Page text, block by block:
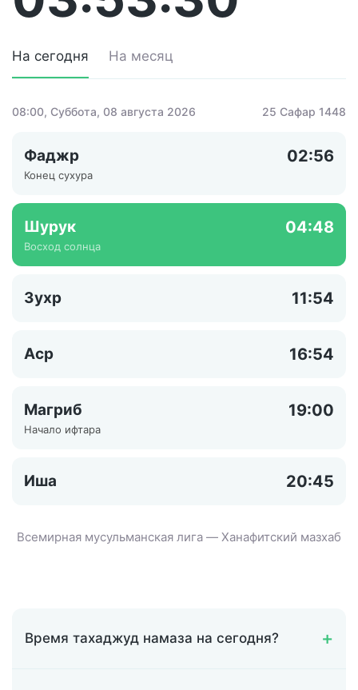
На сегодня На месяц
08:00, Суббота, 08 августа 2026 25 Сафар 1448
Фаджр 02:56
Конец сухура
Шурук 04:48
Восход солнца
Зухр 11:54
Аср 16:54
Магриб 19:00
Начало ифтара
Иша 20:45
Всемирная мусульманская лига — Ханафитский мазхаб
Время тахаджуд намаза на сегодня?